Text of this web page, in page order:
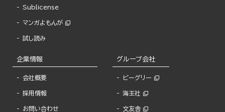
Sublicense
マンガよもんが
試し読み
企業情報
会社概要
採用情報
お問い合わせ
グループ会社
ビーグリー
海王社
文友舎